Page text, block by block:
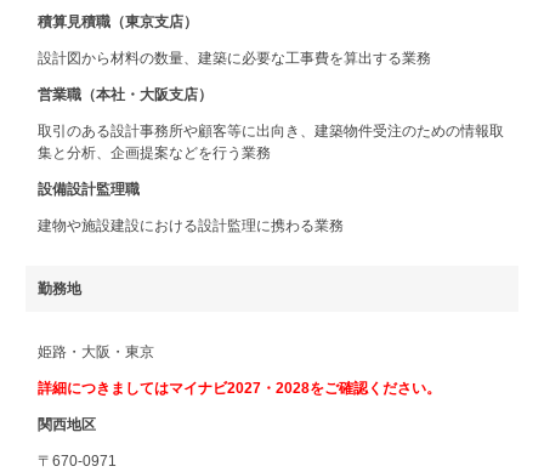
積算見積職（東京支店）
設計図から材料の数量、建築に必要な工事費を算出する業務
営業職（本社・大阪支店）
取引のある設計事務所や顧客等に出向き、建築物件受注のための情報取
集と分析、企画提案などを行う業務
設備設計監理職
建物や施設建設における設計監理に携わる業務
勤務地
姫路・大阪・東京
詳細につきましてはマイナビ2027・2028をご確認ください。
関西地区
〒670-0971